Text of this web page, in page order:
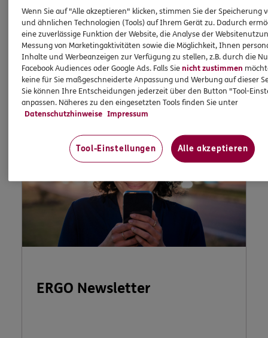
Jetzt informieren
ERGO Newsletter
Wenn Sie auf "Alle akzeptieren" klicken, stimmen Sie der Speicherung
und ähnlichen Technologien (Tools) auf Ihrem Gerät zu. Dadurch
eine zuverlässige Funktion der Website, die Analyse der
Messung von Marketingaktivitäten sowie die Möglichkeit, Ihnen
Inhalte und Werbeanzeigen zur Verfügung zu stellen, z.B. durch die
Facebook Audiences oder Google Ads. Falls Sienicht zustimmen
keine für Sie maßgeschneiderte Anpassung und Werbung auf dieser
Sie können Ihre Entscheidungen jederzeit über den Button "Tool-
anpassen. Näheres zu den eingesetzten Tools finden Sie unter
Datenschutzhinweise Impressum
Tool-Einstellungen Alle akzeptieren